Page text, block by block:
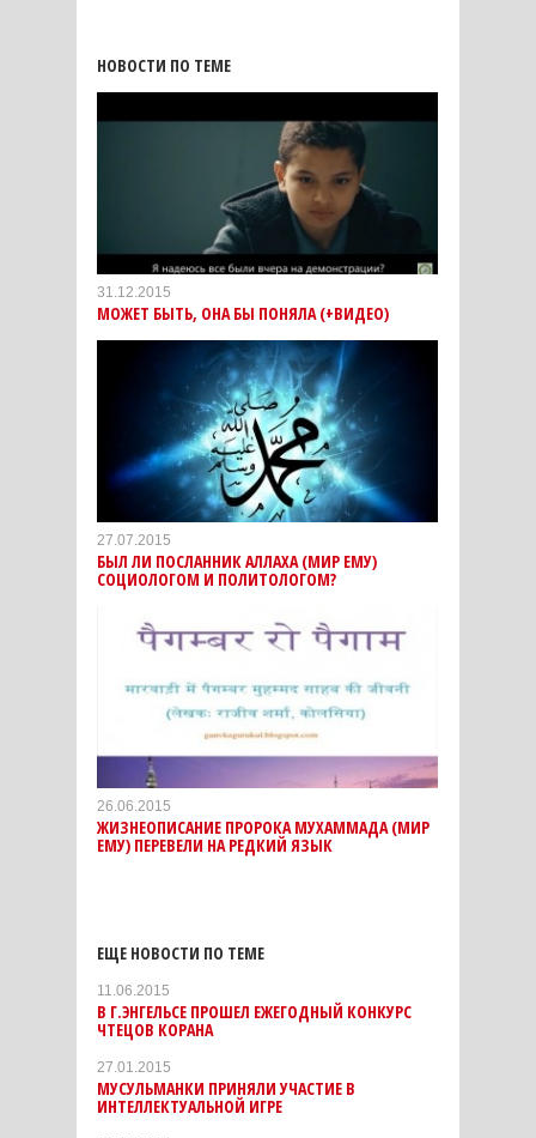
НОВОСТИ ПО ТЕМЕ
31.12.2015
МОЖЕТ БЫТЬ, ОНА БЫ ПОНЯЛА (+ВИДЕО)
27.07.2015
БЫЛ ЛИ ПОСЛАННИК АЛЛАХА (МИР ЕМУ)
СОЦИОЛОГОМ И ПОЛИТОЛОГОМ?
26.06.2015
ЖИЗНЕОПИСАНИЕ ПРОРОКА МУХАММАДА (МИР
ЕМУ) ПЕРЕВЕЛИ НА РЕДКИЙ ЯЗЫК
ЕЩЕ НОВОСТИ ПО ТЕМЕ
11.06.2015
В Г.ЭНГЕЛЬСЕ ПРОШЕЛ ЕЖЕГОДНЫЙ КОНКУРС
ЧТЕЦОВ КОРАНА
27.01.2015
МУСУЛЬМАНКИ ПРИНЯЛИ УЧАСТИЕ В
ИНТЕЛЛЕКТУАЛЬНОЙ ИГРЕ